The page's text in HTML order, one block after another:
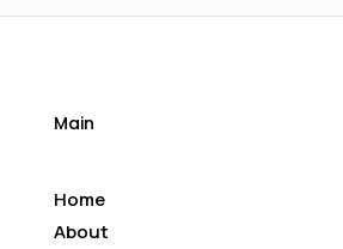
Main
Home
About